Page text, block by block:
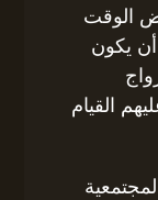
الوقت
يكون
القيام